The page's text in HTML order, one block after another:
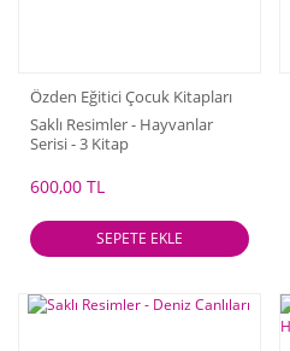
Özden Eğitici Çocuk Kitapları
Saklı Resimler - Hayvanlar
Serisi - 3 Kitap
600,00 TL
SEPETE EKLE